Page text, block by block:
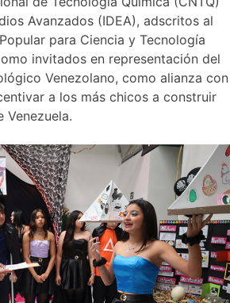
Avanzados (IDEA), adscritos al
para Ciencia y Tecnología
invitados en representación del
Venezolano, como alianza con
a los más chicos a construir